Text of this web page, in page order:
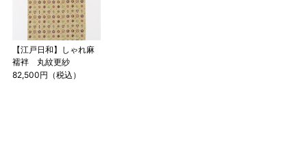
【江戸日和】しゃれ麻
襦袢 丸紋更紗
82,500円（税込）